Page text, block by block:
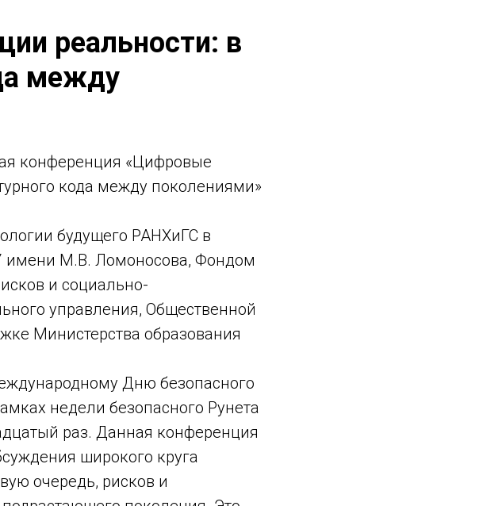
реальности: в
между
конференция «Цифровые
кода между поколениями»
будущего РАНХиГС в
имени М.В. Ломоносова, Фондом
и социально-
управления, Общественной
Министерства образования
Дню безопасного
недели безопасного Рунета
раз. Данная конференция
широкого круга
очередь, рисков и